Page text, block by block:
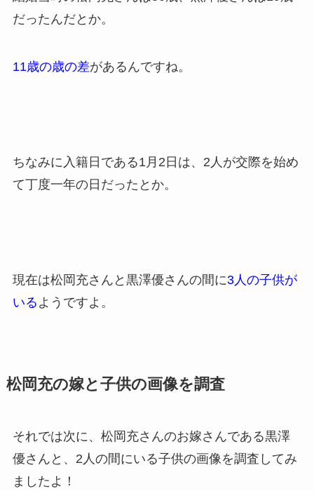
だったんだとか。
11歳の歳の差があるんですね。
ちなみに入籍日である1月2日は、2人が交際を始め
て丁度一年の日だったとか。
現在は松岡充さんと黒澤優さんの間に3人の子供が
いる ようですよ。
松岡充の嫁と子供の画像を調査
それでは次に、松岡充さんのお嫁さんである黒澤
優さんと、2人の間にいる子供の画像を調査してみ
ましたよ！